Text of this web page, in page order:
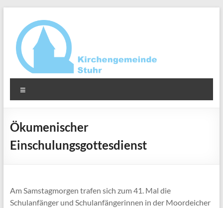
springen
Ev.-
luth.
Kirchengemeinde
Stuhr
Ökumenischer
Einschulungsgottesdienst
Am Samstagmorgen trafen sich zum 41. Mal die
Schulanfänger und Schulanfängerinnen in der Moordeicher